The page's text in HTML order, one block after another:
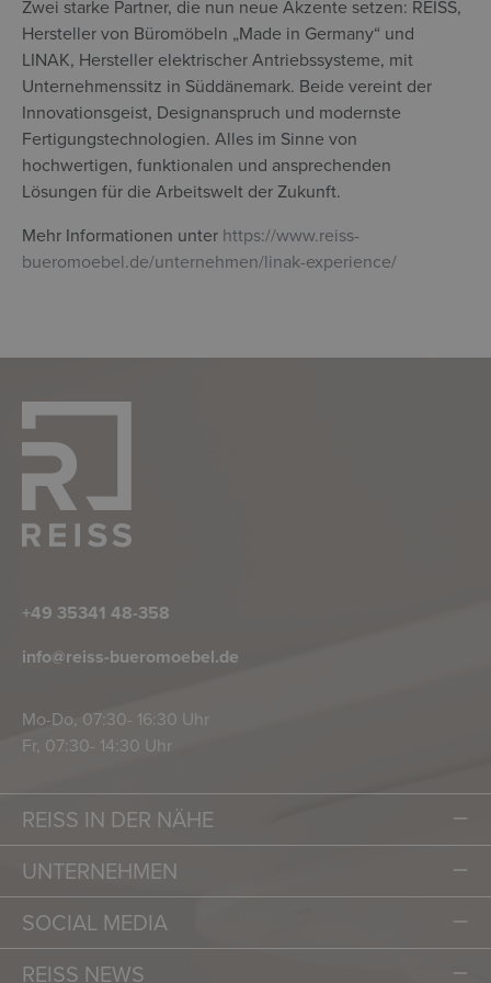
Zwei starke Partner, die nun neue Akzente setzen: REISS,
Hersteller von Büromöbeln „Made in Germany“ und
LINAK, Hersteller elektrischer Antriebssysteme, mit
Unternehmenssitz in Süddänemark. Beide vereint der
Innovationsgeist, Designanspruch und modernste
Fertigungstechnologien. Alles im Sinne von
hochwertigen, funktionalen und ansprechenden
Lösungen für die Arbeitswelt der Zukunft.
Mehr Informationen unter https://www.reiss-
bueromoebel.de/unternehmen/linak-experience/
+49 35341 48-358
info@reiss-bueromoebel.de
Mo-Do, 07:30- 16:30 Uhr
Fr, 07:30- 14:30 Uhr
REISS IN DER NÄHE
UNTERNEHMEN
SOCIAL MEDIA
REISS NEWS